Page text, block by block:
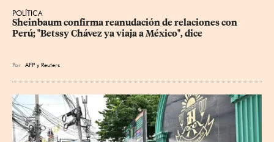
POLÍTICA
Sheinbaum confirma reanudación de relaciones con
Perú; "Betssy Chávez ya viaja a México", dice
Por AFP yReuters